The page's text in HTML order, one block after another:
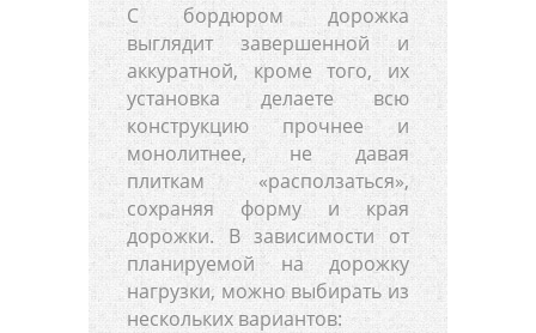
С бордюром дорожка
выглядит завершенной и
аккуратной, кроме того, их
установка делаете всю
конструкцию прочнее и
монолитнее, не давая
плиткам «расползаться»,
сохраняя форму и края
дорожки. В зависимости от
планируемой на дорожку
нагрузки, можно выбирать из
нескольких вариантов: